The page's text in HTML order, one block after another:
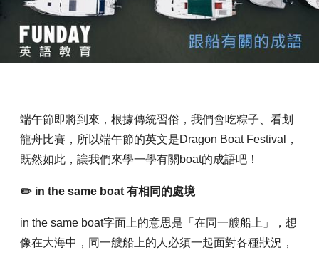
端午節即將到來，根據傳統習俗，我們會吃粽子、看划
龍舟比賽，所以端午節的英文是Dragon Boat Festival，
既然如此，讓我們來學一學有關boat的成語吧！
✏️ in the same boat 有相同的處境
in the same boat字面上的意思是「在同一艘船上」，想
像在大海中，同一艘船上的人必須一起面對各種狀況，